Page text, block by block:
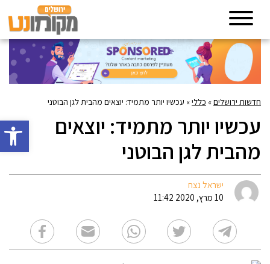
פתח
חדשות ירושלים» כללי» עכשיו יותר מתמיד: יוצאים מהבית לגן הבוטני
עכשיו יותר מתמיד: יוצאים
מהבית לגן הבוטני
ישראל נצח
10 מרץ, 2020 11:42